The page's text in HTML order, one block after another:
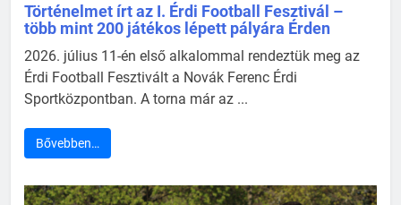
Történelmet írt az I. Érdi Football Fesztivál –
több mint 200 játékos lépett pályára Érden
2026. július 11-én első alkalommal rendeztük meg az
Érdi Football Fesztivált a Novák Ferenc Érdi
Sportközpontban. A torna már az ...
Bővebben…